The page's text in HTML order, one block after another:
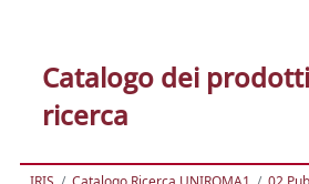
Catalogo dei
ricerca